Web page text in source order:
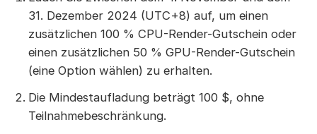
31. Dezember 2024 (UTC+8) auf, um einen
zusätzlichen 100 % CPU-Render-Gutschein oder
einen zusätzlichen 50 % GPU-Render-Gutschein
(eine Option wählen) zu erhalten.
Die Mindestaufladung beträgt 100 $, ohne
Teilnahmebeschränkung.